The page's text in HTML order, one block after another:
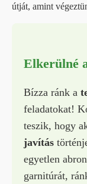
útját, amint
Elkerülné
Bízza ránk a
feladatokat!
teszik, hogy
javítás
egyetlen
garnitúrát,